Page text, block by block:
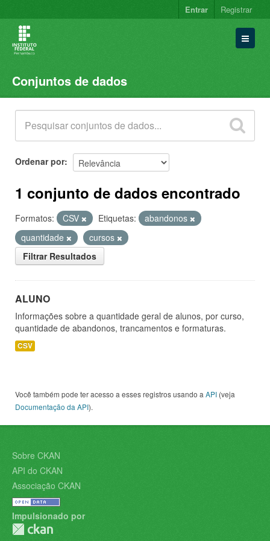
Entrar Registrar
Conjuntos de dados
Organizações
Grupos
Sobre
Conjuntos de dados
Ordenar por
1 conjunto de dados encontrado
Formatos: CSV Etiquetas:
abandonos
quantidade
cursos
Filtrar Resultados
ALUNO
Informações sobre a quantidade geral de alunos, por curso,
quantidade de abandonos, trancamentos e formaturas.
CSV
Você também pode ter acesso a esses registros usando a API (veja
Documentação da API).
Sobre CKAN
API do CKAN
Associação CKAN
Impulsionado por